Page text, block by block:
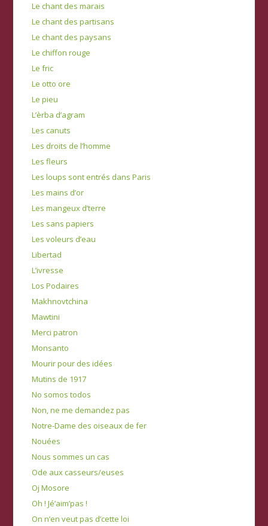
Le chant des marais
Le chant des partisans
Le chant des paysans
Le chiffon rouge
Le fric
Le otto ore
Le pieu
L’èrba d’agram
Les canuts
Les droits de l’homme
Les fleurs
Les loups sont entrés dans Paris
Les mains d’or
Les mangeux d’terre
Les sans papiers
Les voleurs d’eau
Libertad
L’ivresse
Los Podaires
Makhnovtchina
Mawtini
Merci patron
Monsanto
Mourir pour des idées
Mutins de 1917
No somos todos
Non, ne me demandez pas
Notre-Dame des oiseaux de fer
Nouées
Nous sommes un cas
Ode aux casseurs/euses
Oj Mosore
Oh ! Jé’aim’pas !
On n’en veut pas d’cette loi